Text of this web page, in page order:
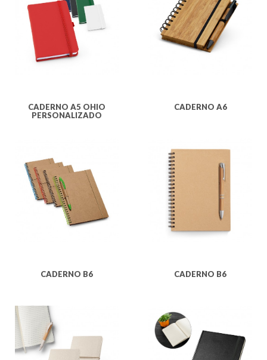
CADERNO A5 OHIO
PERSONALIZADO
CADERNO A6
CADERNO B6 CADERNO B6